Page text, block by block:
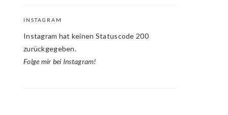
INSTAGRAM
Instagram hat keinen Statuscode 200
zurückgegeben.
Folge mir bei Instagram!